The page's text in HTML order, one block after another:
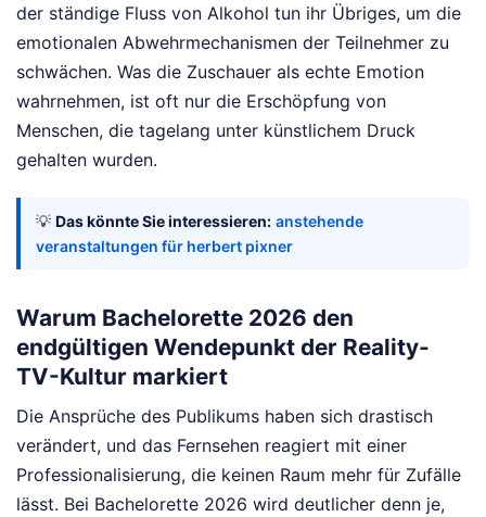
der ständige Fluss von Alkohol tun ihr Übriges, um die
emotionalen Abwehrmechanismen der Teilnehmer zu
schwächen. Was die Zuschauer als echte Emotion
wahrnehmen, ist oft nur die Erschöpfung von
Menschen, die tagelang unter künstlichem Druck
gehalten wurden.
💡 Das könnte Sie interessieren: anstehende
veranstaltungen für herbert pixner
Warum Bachelorette 2026 den
endgültigen Wendepunkt der Reality-
TV-Kultur markiert
Die Ansprüche des Publikums haben sich drastisch
verändert, und das Fernsehen reagiert mit einer
Professionalisierung, die keinen Raum mehr für Zufälle
lässt. Bei Bachelorette 2026 wird deutlicher denn je,